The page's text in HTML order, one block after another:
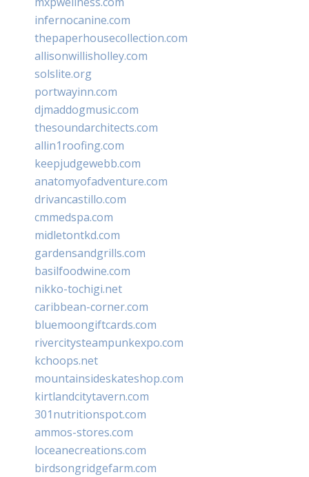
infernocanine.com
thepaperhousecollection.com
allisonwillisholley.com
solslite.org
portwayinn.com
djmaddogmusic.com
thesoundarchitects.com
allin1roofing.com
keepjudgewebb.com
anatomyofadventure.com
drivancastillo.com
cmmedspa.com
midletontkd.com
gardensandgrills.com
basilfoodwine.com
nikko-tochigi.net
caribbean-corner.com
bluemoongiftcards.com
rivercitysteampunkexpo.com
kchoops.net
mountainsideskateshop.com
kirtlandcitytavern.com
301nutritionspot.com
ammos-stores.com
loceanecreations.com
birdsongridgefarm.com